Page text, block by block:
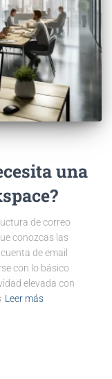
una
de correo
conozcas las
de email
con lo básico
elevada con
Leer más